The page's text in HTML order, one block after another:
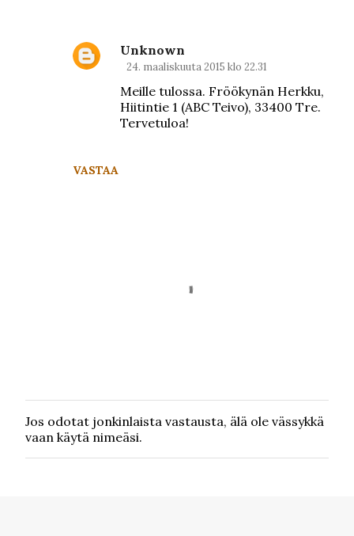
VASTAA
Unknown
24. maaliskuuta 2015 klo 22.31
Meille tulossa. Fröökynän Herkku,
Hiitintie 1 (ABC Teivo), 33400 Tre.
Tervetuloa!
L
ä
h
Jos odotat jonkinlaista vastausta, älä ole vässykkä
vaan käytä nimeäsi.